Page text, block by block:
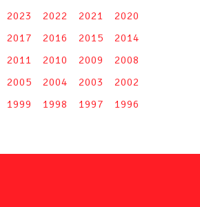
2023 2022 2021
2020
2017 2016 2015
2014
2011 2010 2009
2008
2005 2004 2003
2002
1999 1998 1997 1996